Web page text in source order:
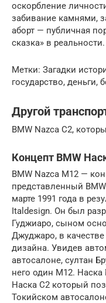
оскорбление
забивание камнями,
аборт — публичная
сказка» в реальности.
Метки: Загадки
государство, деньги,
Другой
BMW Nazca C2,
Концепт BMW
BMW Nazca M12 —
представленный
марте 1991 года в
Italdesign. Он был
Гуджиаро, сыном
Джуджаро, в
дизайна. Увидев
автосалоне, султан
него один M12.
Наска C2 который
Токийском